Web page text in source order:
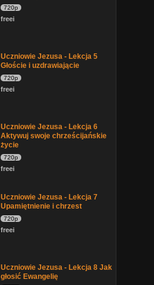
720p
freei
Uczniowie Jezusa - Lekcja 5
Głoście i uzdrawiającie
720p
freei
Uczniowie Jezusa - Lekcja 6
Aktywuj swoje chrześcijańskie
życie
720p
freei
Uczniowie Jezusa - Lekcja 7
Upamiętnienie i chrzest
720p
freei
Uczniowie Jezusa - Lekcja 8 Jak
głosić Ewangelię